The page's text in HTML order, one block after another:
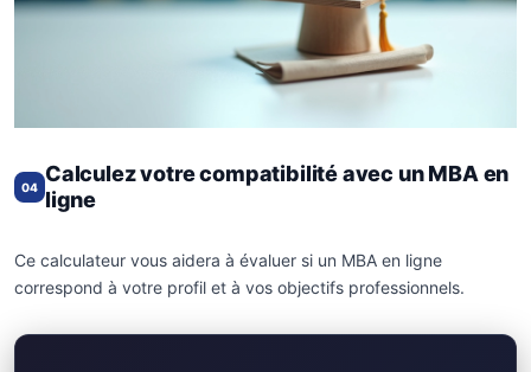
04
Calculez votre compatibilité avec un MBA en
ligne
Ce calculateur vous aidera à évaluer si un MBA en ligne
correspond à votre profil et à vos objectifs professionnels.